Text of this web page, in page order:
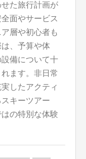
た旅行計画が
面やサービス
層や初心者も
、予算や体
備について十
ます。非日常
したアクティ
キーツアー
の特別な体験